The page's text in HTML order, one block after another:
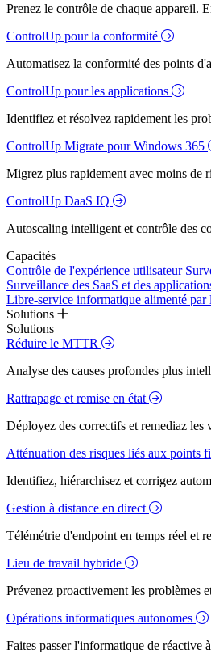
Prenez le contrôle de chaque appareil.
ControlUp pour la conformité
Automatisez la conformité des points
ControlUp pour les applications
Identifiez et résolvez rapidement les
ControlUp Migrate pour Windows 365
Migrez plus rapidement avec moins de
ControlUp DaaS IQ
Autoscaling intelligent et contrôle des
Capacités
Contrôle de l'expérience utilisateur
Surveillance des SaaS et des
Libre-service informatique alimenté par
Solutions
Solutions
Réduire le MTTR
Analyse des causes profondes plus
Rattrapage et remise en état
Déployez des correctifs et remediaz les
Atténuation des risques liés aux points
Identifiez, hiérarchisez et corrigez
Gestion à distance en direct
Télémétrie d'endpoint en temps réel et
Lieu de travail hybride
Prévenez proactivement les problèmes
Opérations informatiques autonomes
Faites passer l'informatique de réactive